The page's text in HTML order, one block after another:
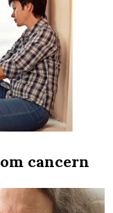
cancern